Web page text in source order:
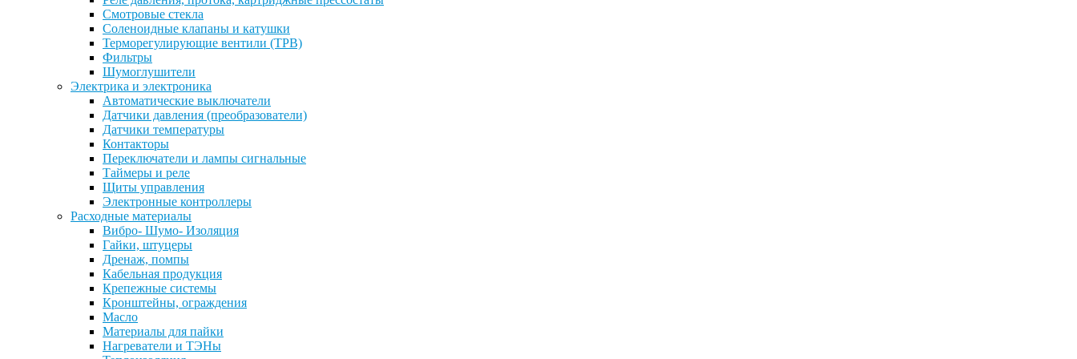
Смотровые стекла
Соленоидные клапаны и катушки
Терморегулирующие вентили (ТРВ)
Фильтры
Шумоглушители
Электрика и электроника
Автоматические выключатели
Датчики давления (преобразователи)
Датчики температуры
Контакторы
Переключатели и лампы сигнальные
Таймеры и реле
Щиты управления
Электронные контроллеры
Расходные материалы
Вибро- Шумо- Изоляция
Гайки, штуцеры
Дренаж, помпы
Кабельная продукция
Крепежные системы
Кронштейны, ограждения
Масло
Материалы для пайки
Нагреватели и ТЭНы